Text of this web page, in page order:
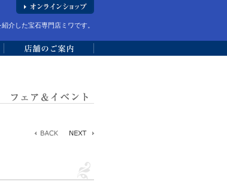
介した宝石専門店ミワです。